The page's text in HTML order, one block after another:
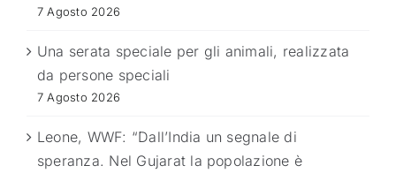
7 Agosto 2026
Una serata speciale per gli animali, realizzata
da persone speciali
7 Agosto 2026
Leone, WWF: “Dall’India un segnale di
speranza. Nel Gujarat la popolazione è